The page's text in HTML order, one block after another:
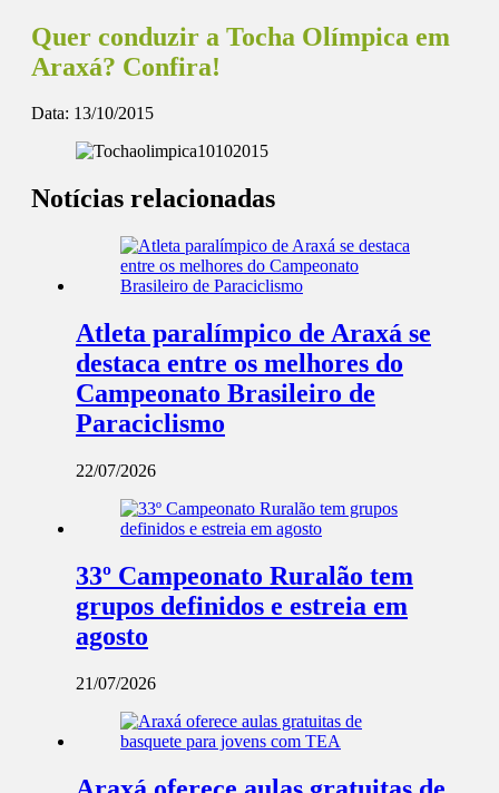
Quer conduzir a Tocha Olímpica em
Araxá? Confira!
Data: 13/10/2015
Notícias relacionadas
Atleta paralímpico de Araxá se
destaca entre os melhores do
Campeonato Brasileiro de
Paraciclismo
22/07/2026
33º Campeonato Ruralão tem
grupos definidos e estreia em
agosto
21/07/2026